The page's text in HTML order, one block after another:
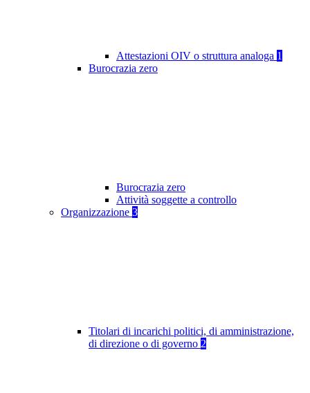
Attestazioni OIV o struttura analoga 1
Burocrazia zero
Burocrazia zero
Attività soggette a controllo
Organizzazione 3
Titolari di incarichi politici, di amministrazione,
di direzione o di governo 2